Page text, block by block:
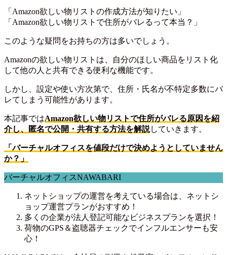
「Amazon欲しい物リストの作成方法が知りたい」
「Amazon欲しい物リストで住所がバレるって本当？」
このような疑問をお持ちの方は多いでしょう。
Amazonの欲しい物リストは、自分のほしい商品をリスト化
して他の人と共有できる便利な機能です。
しかし、設定や使い方次第で、住所・氏名が不特定多数にバ
レてしまう可能性があります。
本記事ではAmazon欲しい物リストで住所がバレる原因を紹
介し、匿名で公開・共有する方法を解説していきます。
「バーチャルオフィスを値段だけで決めようとしていません
か？」
バーチャルオフィスNAWABARI
ネットショップの運営を考えている場合は、ネットシ
ョップ運営プランがおすすめ！
多くの企業が法人登記可能なビジネスプランを選択！
荷物のGPS＆盗聴器チェックでインフルエンサーも安
心！